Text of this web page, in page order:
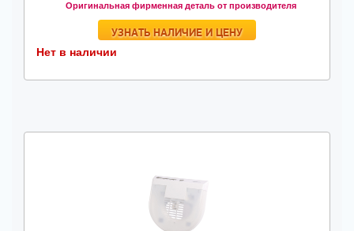
Оригинальная фирменная деталь от производителя
УЗНАТЬ НАЛИЧИЕ И ЦЕНУ
Нет в наличии